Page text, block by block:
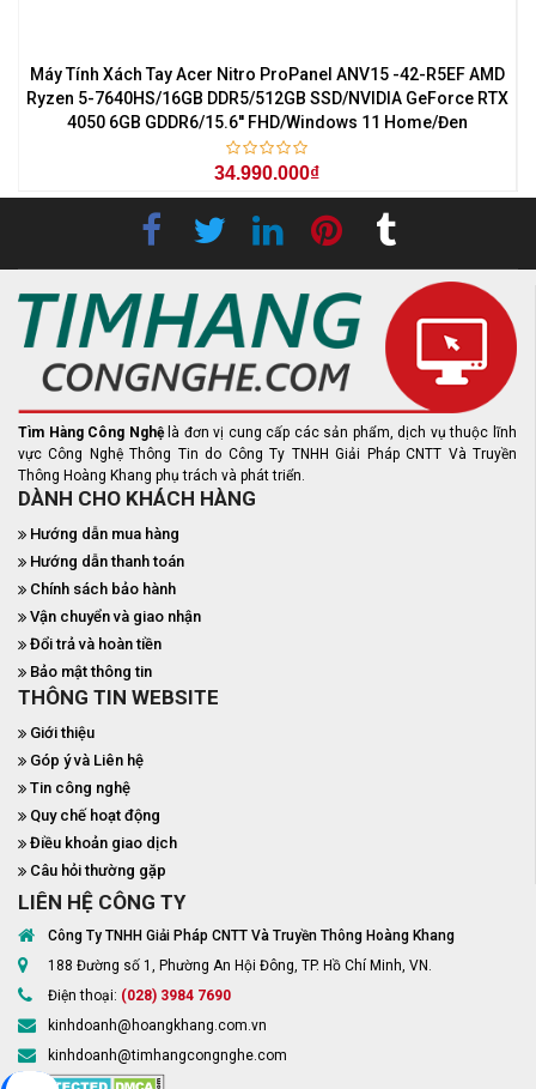
Máy Tính Xách Tay Acer Nitro ProPanel ANV15 -42-R5EF AMD
Ryzen 5-7640HS/16GB DDR5/512GB SSD/NVIDIA GeForce RTX
4050 6GB GDDR6/15.6'' FHD/Windows 11 Home/Đen
34.990.000₫
Tìm Hàng Công Nghệ là đơn vị cung cấp các sản phẩm, dịch vụ thuộc lĩnh
vực Công Nghệ Thông Tin do Công Ty TNHH Giải Pháp CNTT Và Truyền
Thông Hoàng Khang phụ trách và phát triển.
DÀNH CHO KHÁCH HÀNG
Hướng dẫn mua hàng
Hướng dẫn thanh toán
Chính sách bảo hành
Vận chuyển và giao nhận
Đổi trả và hoàn tiền
Bảo mật thông tin
THÔNG TIN WEBSITE
Giới thiệu
Góp ý và Liên hệ
Tin công nghệ
Quy chế hoạt động
Điều khoản giao dịch
Câu hỏi thường gặp
LIÊN HỆ CÔNG TY
Công Ty TNHH Giải Pháp CNTT Và Truyền Thông Hoàng Khang
188 Đường số 1, Phường An Hội Đông, TP. Hồ Chí Minh, VN.
Điện thoại: (028) 3984 7690
kinhdoanh@hoangkhang.com.vn
kinhdoanh@timhangcongnghe.com